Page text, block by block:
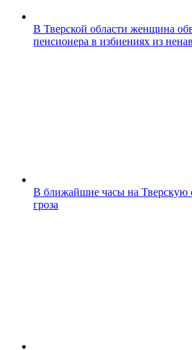
В Тверской области женщина
пенсионера в избиениях из
В ближайшие часы на Тверскую
гроза